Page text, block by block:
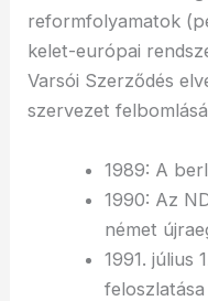
reformfolyamatok
kelet-európai
Varsói Szerződés
szervezet
1989: A
1990: Az
német
1991. július
feloszlatása